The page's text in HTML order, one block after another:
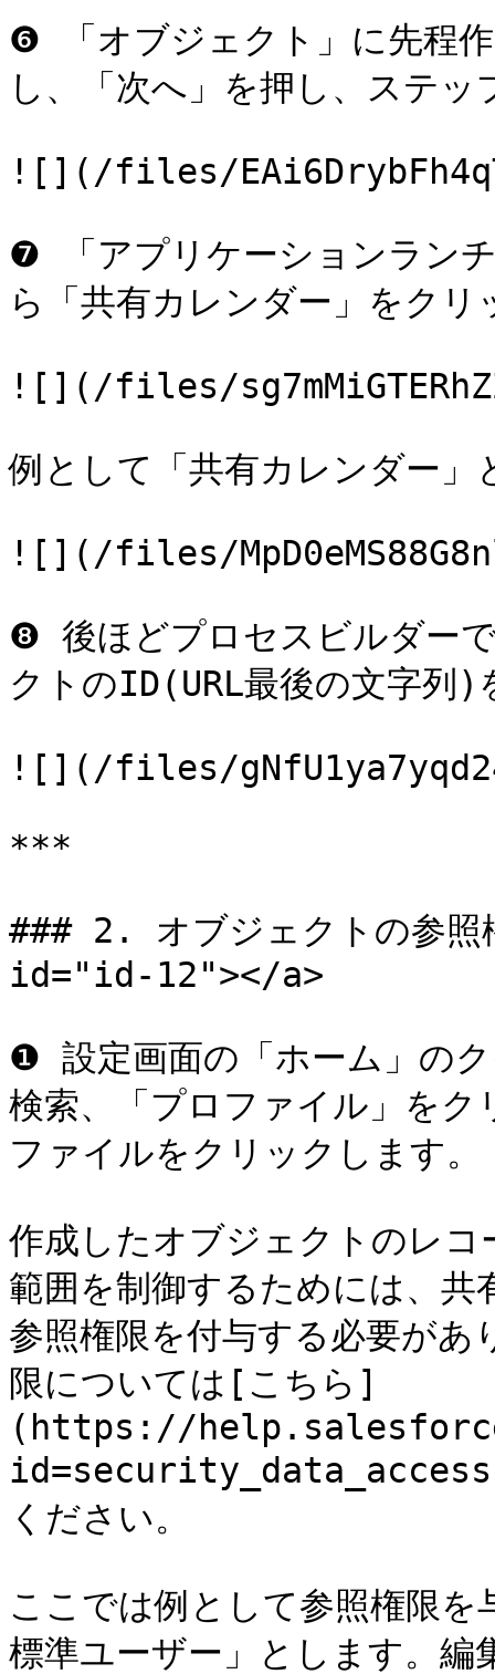
❻ 「オブジェクト」に先程
し、「次へ」を押し、ステ
![](/files/
❼ 「アプリケーションラン
ら「共有カレンダー」をクリ
![](/files/
例として「共有カレンダー
![](/files/
❽ 後ほどプロセスビルダー
クトのID(URL最後の文字列)
![](/files/
***
### 2. オブジェクトの参
id="id-12"></a>
❶ 設定画面の「ホーム」の
検索、「プロファイル」を
ファイルをクリックします。
作成したオブジェクトのレ
範囲を制御するためには、
参照権限を付与する必要が
限については[こちら]
(https://
ください。
ここでは例として参照権限
標準ユーザー」とします。